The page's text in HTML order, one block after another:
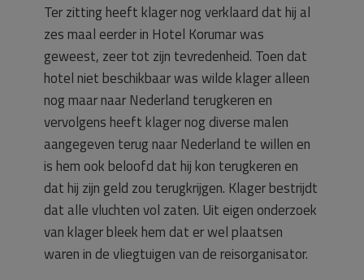
Ter zitting heeft klager nog verklaard dat hij al
zes maal eerder in Hotel Korumar was
geweest, zeer tot zijn tevredenheid. Toen dat
hotel niet beschikbaar was wilde klager alleen
nog maar naar Nederland terugkeren en
vervolgens heeft klager nog diverse malen
aangegeven terug naar Nederland te willen en
is hem ook beloofd dat hij kon terugkeren en
dat hij zijn geld zou terugkrijgen. Klager bestrijdt
dat alle vluchten vol zaten. Uit eigen onderzoek
van klager bleek hem dat er wel plaatsen
waren in de vliegtuigen van de reisorganisator.